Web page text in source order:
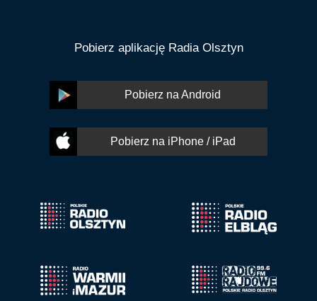
Pobierz aplikację Radia Olsztyn
Pobierz na Android
Pobierz na iPhone / iPad